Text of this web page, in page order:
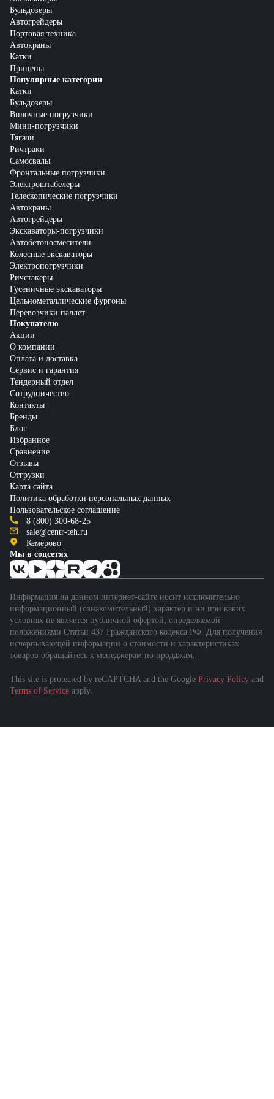
Бульдозеры
Автогрейдеры
Портовая техника
Автокраны
Катки
Прицепы
Популярные категории
Катки
Бульдозеры
Вилочные погрузчики
Мини-погрузчики
Тягачи
Ричтраки
Самосвалы
Фронтальные погрузчики
Электроштабелеры
Телескопические погрузчики
Автокраны
Автогрейдеры
Экскаваторы-погрузчики
Автобетоносмесители
Колесные экскаваторы
Электропогрузчики
Ричстакеры
Гусеничные экскаваторы
Цельнометаллические фургоны
Перевозчики паллет
Покупателю
Акции
О компании
Оплата и доставка
Сервис и гарантия
Тендерный отдел
Сотрудничество
Контакты
Бренды
Блог
Избранное
Сравнение
Отзывы
Отгрузки
Карта сайта
Политика обработки персональных данных
Пользовательское соглашение
8 (800) 300-68-25
sale@centr-teh.ru
Кемерово
Мы в соцсетях
Информация на данном интернет-сайте носит исключительно
информационный (ознакомительный) характер и ни при каких
условиях не является публичной офертой, определяемой
положениями Статьи 437 Гражданского кодекса РФ. Для получения
исчерпывающей информации о стоимости и характеристиках
товаров обращайтесь к менеджерам по продажам.
This site is protected by reCAPTCHA and the Google Privacy Policy and
Terms of Service apply.